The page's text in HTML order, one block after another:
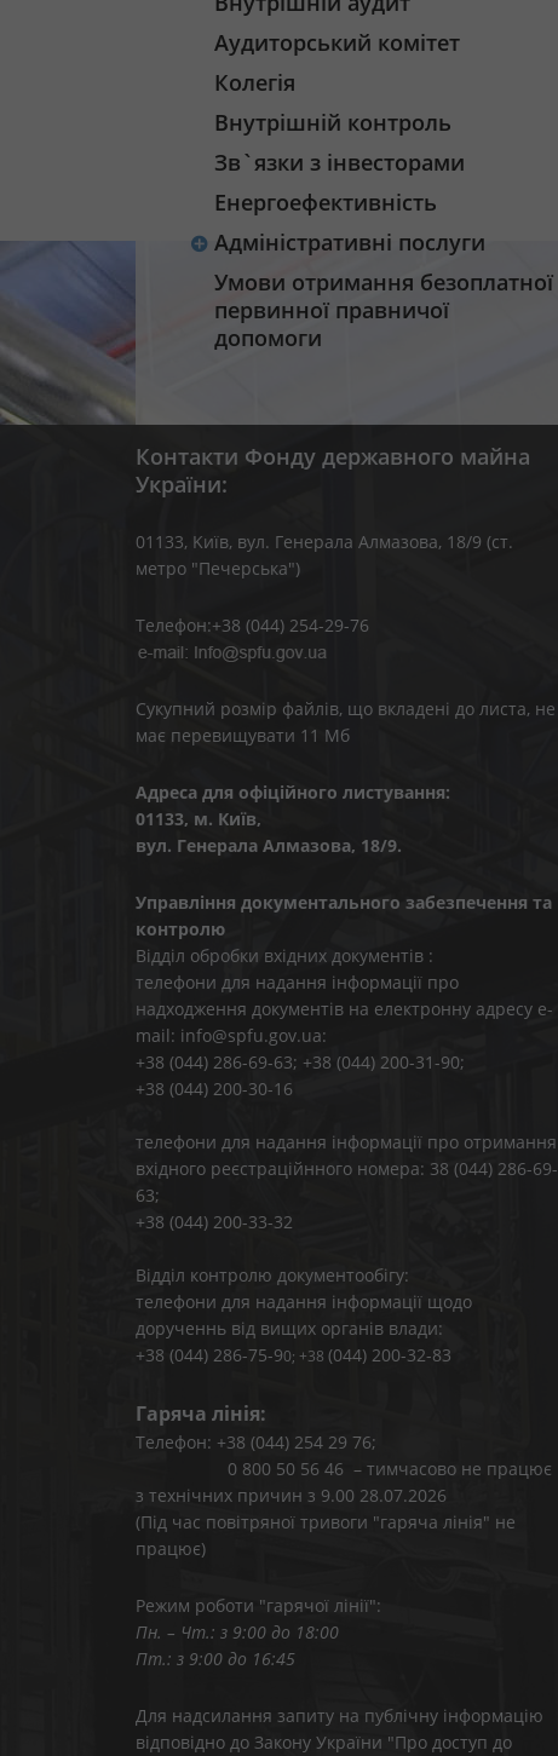
Аудиторський комітет
Колегія
Внутрішній контроль
Зв`язки з інвесторами
Енергоефективність
Адміністративні послуги
Умови отримання безоплатної
первинної правничої
допомоги
Контакти Фонду державного майна
України:
01133, Kиїв, вул. Генерала Алмазова, 18/9 (ст.
метро "Печерська")
Телефон:+38 (044) 254-29-76
Сукупний розмір файлів, що вкладені до листа, не
має перевищувати 11 Мб
Адреса для офіційного листування:
01133, м. Київ,
вул. Генерала Алмазова, 18/9.
Управління документального забезпечення та
контролю
Відділ обробки вхідних документів :
телефони для надання інформації про
надходження документів на електронну адресу e-
mail: info@spfu.gov.ua:
+38 (044) 286-69-63; +38 (044) 200-31-90;
+38 (044) 200-30-16
телефони для надання інформації про отримання
вхідного реєстраційнного номера: 38 (044) 286-69-
63;
+38 (044) 200-33-32
Відділ контролю документообігу:
телефони для надання інформації щодо
дорученнь від вищих органів влади:
+38 (044) 286-75-90; +38 (044) 200-32-83
Гаряча лінія:
Телефон: +38 (044) 254 29 76;
0 800 50 56 46 – тимчасово не працює
з технічних причин з 9.00 28.07.2026
(Під час повітряної тривоги "гаряча лінія" не
працює)
Режим роботи "гарячої лінії":
Пн. – Чт.: з 9:00 до 18:00
Пт.: з 9:00 до 16:45
Для надсилання запиту на публічну інформацію
відповідно до Закону України "Про доступ до